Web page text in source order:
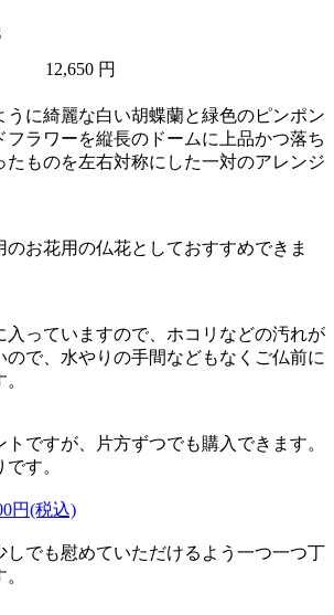
12,650 円
うに綺麗な白い胡蝶蘭と緑色のピンポン
フラワーを縦長のドームに上品かつ落ち
たものを左右対称にした一対のアレンジ
のお花用の仏花としておすすめできま
入っていますので、ホコリなどの汚れが
ので、水やりの手間などもなくご仏前に
ですが、片方ずつでも購入できます。
す。
円(税込)
しでも慰めていただけるよう一つ一つ丁